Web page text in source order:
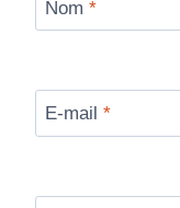
Nom *
E-mail *